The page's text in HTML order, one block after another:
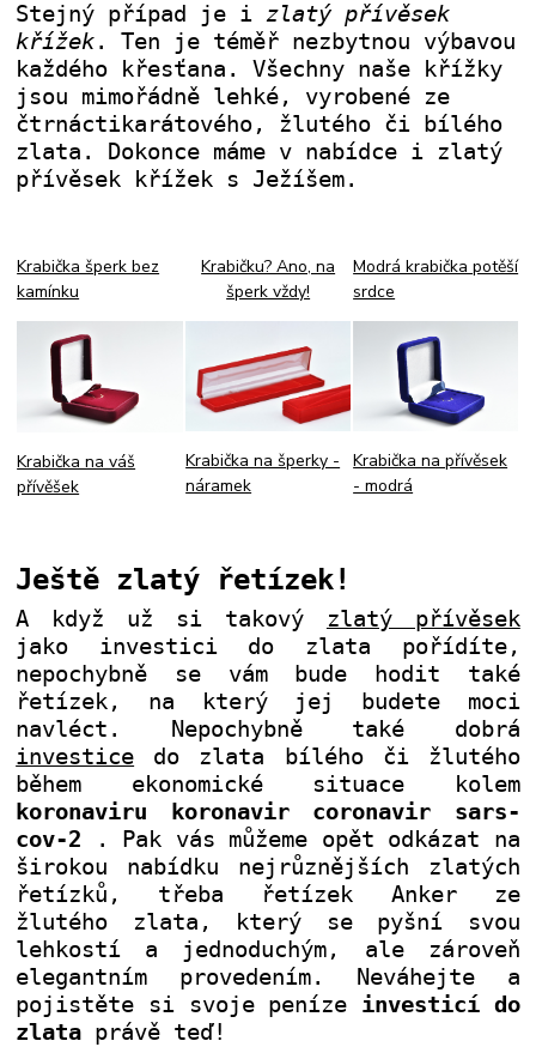
Stejný případ je izlatý přívěsek
křížek. Ten je téměř nezbytnou výbavou
každého křesťana. Všechny naše křížky
jsou mimořádně lehké, vyrobené ze
čtrnáctikarátového, žlutého či bílého
zlata. Dokonce máme v nabídce i zlatý
přívěsek křížek s Ježíšem.
Krabička šperk bez
kamínku
Krabička na váš
přívěšek
Krabičku? Ano, na
šperk vždy!
Krabička na šperky -
náramek
Modrá krabička potěší
srdce
Krabička na přívěsek
- modrá
Ještě zlatý řetízek!
A když už si takový zlatý přívěsek
jako investici do zlata pořídíte,
nepochybně se vám bude hodit také
řetízek, na který jej budete moci
navléct. Nepochybně také dobrá
investice do zlata bílého či žlutého
během ekonomické situace kolem
koronaviru koronavir coronavir sars-
cov-2 . Pak vás můžeme opět odkázat na
širokou nabídku nejrůznějších zlatých
řetízků, třeba řetízek Anker ze
žlutého zlata, který se pyšní svou
lehkostí a jednoduchým, ale zároveň
elegantním provedením. Neváhejte a
pojistěte si svoje peníze investicí do
zlata právě teď!